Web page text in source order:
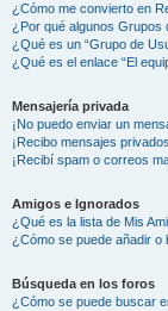
¿Cómo me convierto en
¿Por qué algunos Grupos
¿Qué es un “Grupo de
¿Qué es el enlace “El
Mensajería privada
¡No puedo enviar un
¡Recibo mensajes
¡Recibí spam o correos
Amigos e Ignorados
¿Qué es la lista de Mis
¿Cómo se puede añadir o
Búsqueda en los foros
¿Cómo se puede buscar